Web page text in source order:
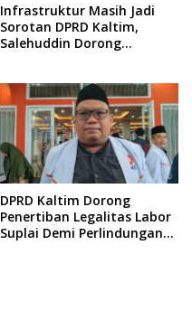
Infrastruktur Masih Jadi
Sorotan DPRD Kaltim,
Salehuddin Dorong
DPRD Kaltim Dorong
Penertiban Legalitas Labor
Suplai Demi Perlindungan